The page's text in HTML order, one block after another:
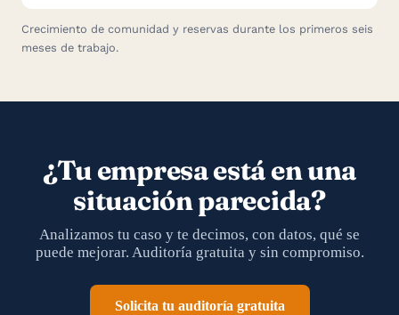
Crecimiento de comunidad y reservas durante los primeros seis
meses de trabajo.
¿Tu empresa está en una
situación parecida?
Analizamos tu caso y te decimos, con datos, qué se
puede mejorar. Auditoría gratuita y sin compromiso.
Solicita tu auditoría gratuita